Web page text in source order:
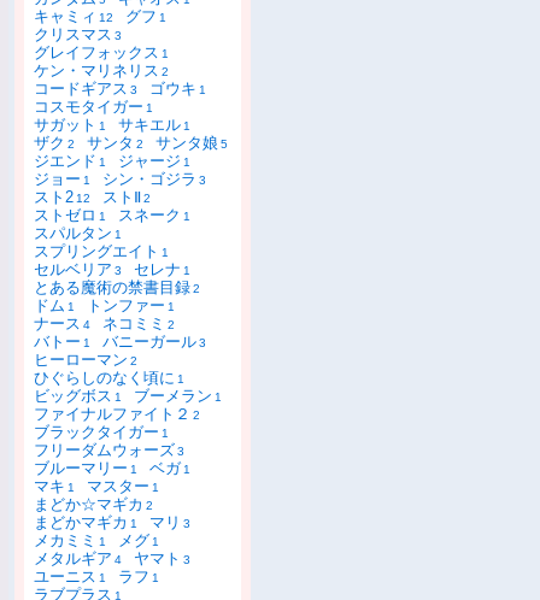
キャミィ 12 グフ 1
クリスマス 3
グレイフォックス 1
ケン・マリネリス 2
コードギアス 3 ゴウキ 1
コスモタイガー 1
サガット 1 サキエル 1
ザク 2 サンタ 2 サンタ娘 5
ジエンド 1 ジャージ 1
ジョー 1 シン・ゴジラ 3
スト2 12 ストⅡ2
ストゼロ 1 スネーク 1
スパルタン 1
スプリングエイト 1
セルベリア 3 セレナ 1
とある魔術の禁書目録2
ドム 1 トンファー 1
ナース 4 ネコミミ 2
バトー 1 バニーガール3
ヒーローマン 2
ひぐらしのなく頃に 1
ビッグボス 1 ブーメラン 1
ファイナルファイト２ 2
ブラックタイガー 1
フリーダムウォーズ3
ブルーマリー 1 ベガ 1
マキ 1 マスター 1
まどか☆マギカ 2
まどかマギカ 1 マリ 3
メカミミ 1 メグ 1
メタルギア 4 ヤマト 3
ユーニス 1 ラフ 1
ラブプラス 1